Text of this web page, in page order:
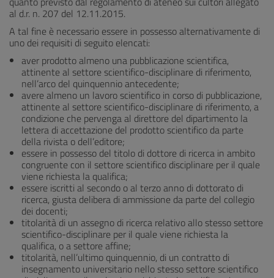
al d.r. n. 207 del 12.11.2015.
A tal fine è necessario essere in possesso alternativamente di
uno dei requisiti di seguito elencati:
aver prodotto almeno una pubblicazione scientifica,
attinente al settore scientifico-disciplinare di riferimento,
nell’arco del quinquennio antecedente;
avere almeno un lavoro scientifico in corso di pubblicazione,
attinente al settore scientifico-disciplinare di riferimento, a
condizione che pervenga al direttore del dipartimento la
lettera di accettazione del prodotto scientifico da parte
della rivista o dell’editore;
essere in possesso del titolo di dottore di ricerca in ambito
congruente con il settore scientifico disciplinare per il quale
viene richiesta la qualifica;
essere iscritti al secondo o al terzo anno di dottorato di
ricerca, giusta delibera di ammissione da parte del collegio
dei docenti;
titolarità di un assegno di ricerca relativo allo stesso settore
scientifico-disciplinare per il quale viene richiesta la
qualifica, o a settore affine;
titolarità, nell’ultimo quinquennio, di un contratto di
insegnamento universitario nello stesso settore scientifico